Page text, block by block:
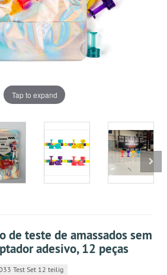
Tap to expand
de teste de amassados ​​sem
adesivo, 12 peças
Test Set 12 teilig